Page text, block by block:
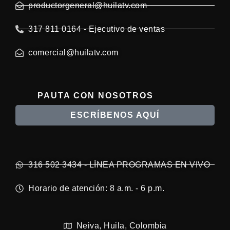
productorgeneral@huilatv.com
317 811 0164 - Ejecutivo de ventas
comercial@huilatv.com
PAUTA CON NOSOTROS
ESCRÍBENOS AQUÍ
316 502 3434 - LÍNEA PROGRAMAS EN VIVO
Horario de atención: 8 a.m. - 6 p.m.
Neiva, Huila, Colombia